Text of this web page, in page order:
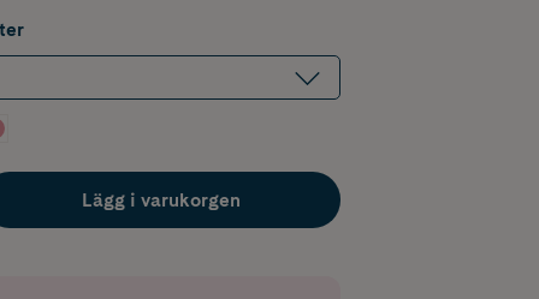
Lägg i varukorgen